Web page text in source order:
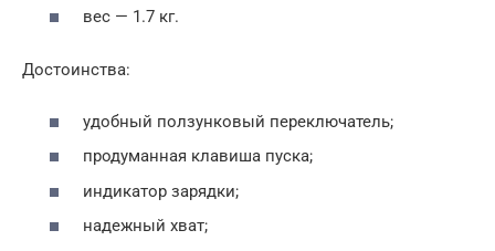
вес — 1.7 кг.
Достоинства:
удобный ползунковый переключатель;
продуманная клавиша пуска;
индикатор зарядки;
надежный хват;